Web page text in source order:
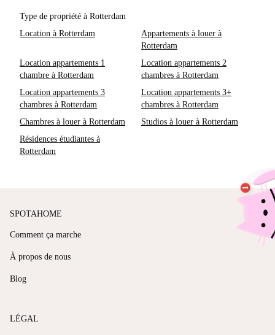
Type de propriété à Rotterdam
Location à Rotterdam
Appartements à louer à
Rotterdam
Location appartements 1
chambre à Rotterdam
Location appartements 2
chambres à Rotterdam
Location appartements 3
chambres à Rotterdam
Location appartements 3+
chambres à Rotterdam
Chambres à louer à Rotterdam
Studios à louer à Rotterdam
Résidences étudiantes à
Rotterdam
SPOTAHOME
Comment ça marche
À propos de nous
Blog
LÉGAL